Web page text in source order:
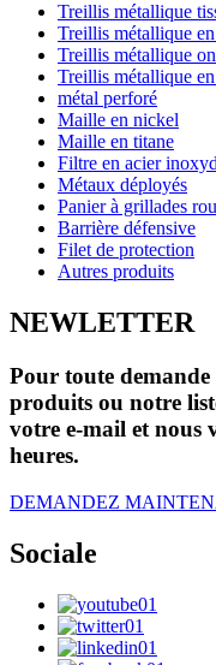
Treillis métallique
Treillis métallique
Treillis métallique
Treillis métallique
métal perforé
Maille en nickel
Maille en titane
Filtre en acier
Métaux déployés
Panier à grillades
Barrière défensive
Filet de protection
Autres produits
NEWLETTER
Pour toute demande
produits ou notre
votre e-mail et nous
heures.
DEMANDEZ
Sociale